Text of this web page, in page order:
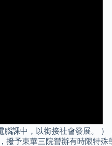
課中，以銜接社會發展。
予東華三院營辦有時限特